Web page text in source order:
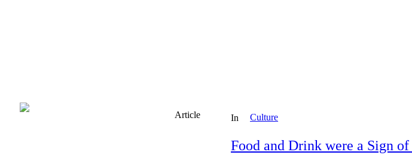
Article In Culture
Food and Drink were a Sign of